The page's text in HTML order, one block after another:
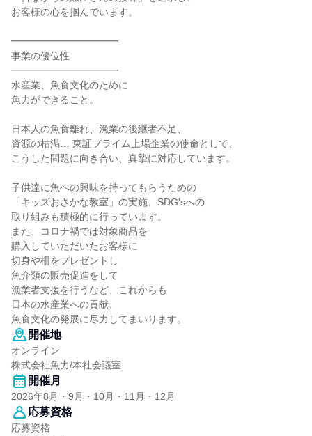
お客様の心を掴んでいます。
━━━━━━━━━━━
事業の優位性
━━━━━━━━━━━
水産業、魚食文化のために
魚力ができること。
日本人の魚食離れ、漁業の後継者不足、
資源の枯渇… 東証プライム上場企業の使命として、
こうした問題に向き合い、真摯に対応しています。
子供達に魚への興味を持ってもらうための
「キッズおさかな教室」の実施、SDG'sへの
取り組みも積極的に行っています。
また、コロナ禍では対象商品を
購入していただいたお客様に
切身や柵をプレゼントし
魚介類の販売促進をして
漁業者支援を行うなど、これからも
日本の水産業への貢献、
魚食文化の発展に尽力してまいります。
開催地
オンライン
株式会社魚力/本社会議室
開催月
2026年8月・9月・10月・11月・12月
応募資格
応募資格